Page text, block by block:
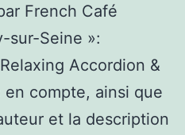
French Café
sur-Seine »:
Accordion &
compte, ainsi que
et la description